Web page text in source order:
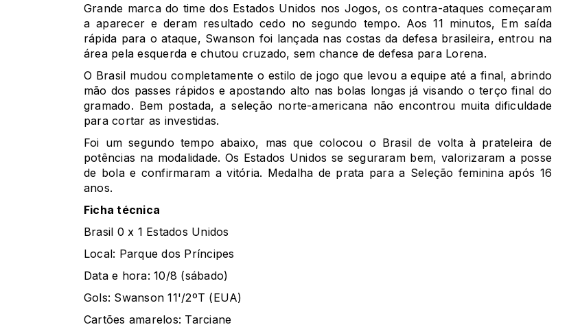
Grande marca do time dos Estados Unidos nos Jogos, os contra-ataques começaram
a aparecer e deram resultado cedo no segundo tempo. Aos 11 minutos, Em saída
rápida para o ataque, Swanson foi lançada nas costas da defesa brasileira, entrou na
área pela esquerda e chutou cruzado, sem chance de defesa para Lorena.
O Brasil mudou completamente o estilo de jogo que levou a equipe até a final, abrindo
mão dos passes rápidos e apostando alto nas bolas longas já visando o terço final do
gramado. Bem postada, a seleção norte-americana não encontrou muita dificuldade
para cortar as investidas.
Foi um segundo tempo abaixo, mas que colocou o Brasil de volta à prateleira de
potências na modalidade. Os Estados Unidos se seguraram bem, valorizaram a posse
de bola e confirmaram a vitória. Medalha de prata para a Seleção feminina após 16
anos.
Ficha técnica
Brasil 0 x 1 Estados Unidos
Local: Parque dos Príncipes
Data e hora: 10/8 (sábado)
Gols: Swanson 11'/2ºT (EUA)
Cartões amarelos: Tarciane